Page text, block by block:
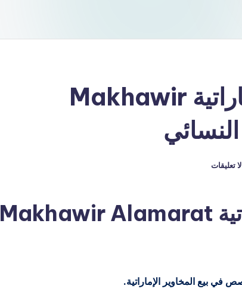
كود خصم مخاوير الإماراتية Makhawir
لا تعليقات
كود خصم مخاوير الإماراتية Makhawir Alamarat